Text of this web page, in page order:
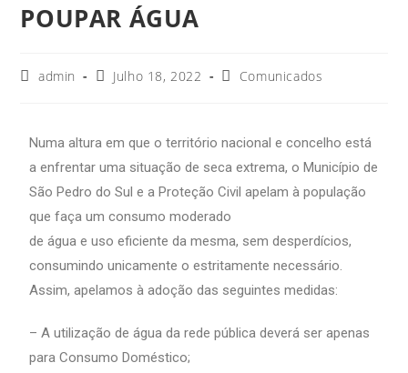
POUPAR ÁGUA
admin Julho 18, 2022 Comunicados
Numa altura em que o território nacional e concelho está
a enfrentar uma situação de seca extrema, o Município de
São Pedro do Sul e a Proteção Civil apelam à população
que faça um consumo moderado
de água e uso eficiente da mesma, sem desperdícios,
consumindo unicamente o estritamente necessário.
Assim, apelamos à adoção das seguintes medidas:
– A utilização de água da rede pública deverá ser apenas
para Consumo Doméstico;